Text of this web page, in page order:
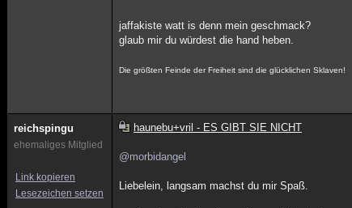
jaffakiste watt is denn mein geschmack?
glaub mir du würdest die hand heben.
Die größten Feinde der Freiheit sind die glücklichen Sklaven!
reichspingu
ehemaliges Mitglied
Link kopieren
Lesezeichen setzen
haunebu+vril - ES GIBT SIE NICHT
@morbidangel
Liebelein, langsam machst du mir Spaß.